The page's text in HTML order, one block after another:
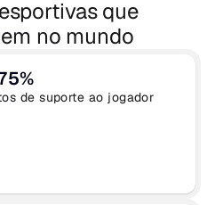
que
no mundo
de suporte ao jogador